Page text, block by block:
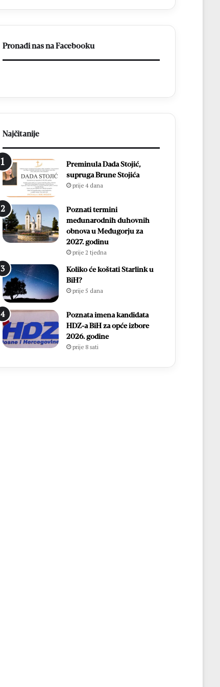
Pronađi nas na Facebooku
Najčitanije
Preminula Dada Stojić,
supruga Brune Stojića
prije 4 dana
Poznati termini
međunarodnih duhovnih
obnova u Međugorju za
2027. godinu
prije 2 tjedna
Koliko će koštati Starlink u
BiH?
prije 5 dana
Poznata imena kandidata
HDZ-a BiH za opće izbore
2026. godine
prije 8 sati